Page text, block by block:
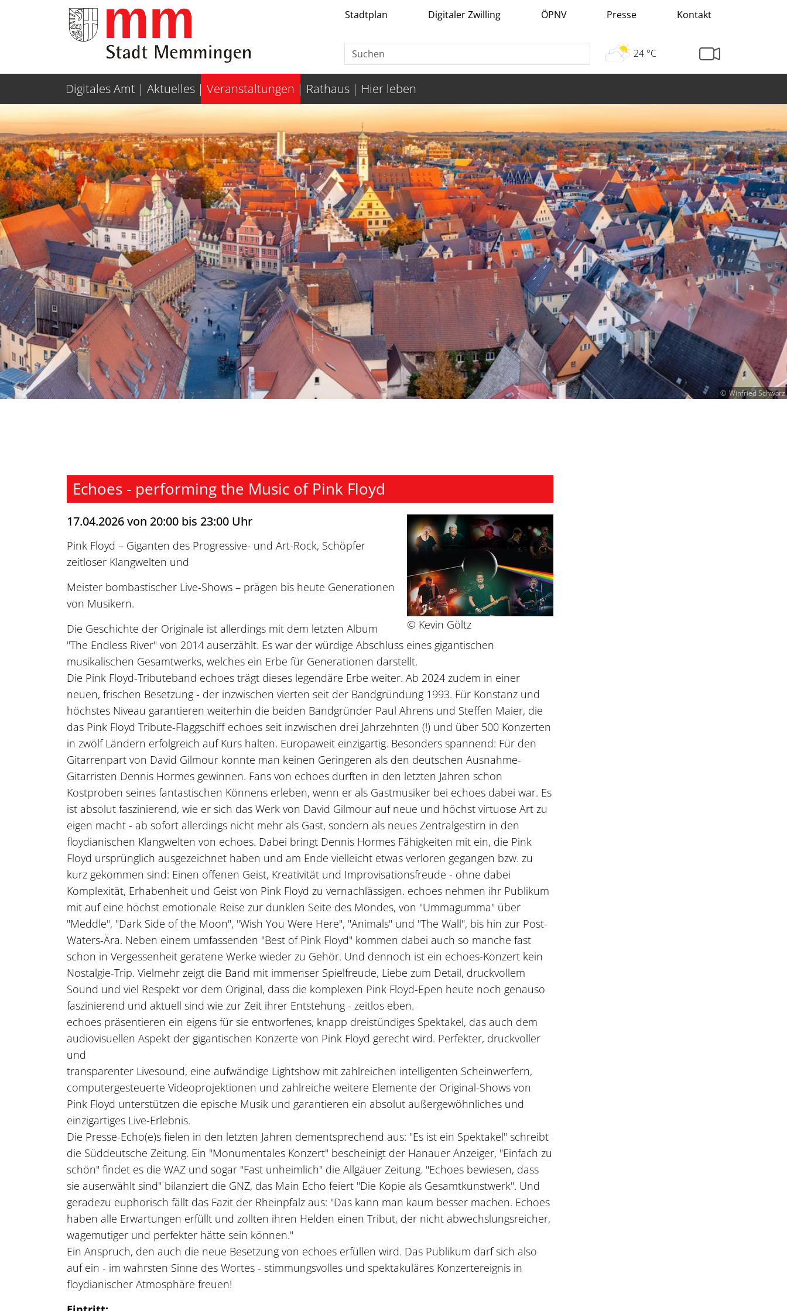
Weiter zur Navigation Weiter zum Inhalt Stadtplan Digitaler Zwilling ÖPNV Presse Kontakt
24 °C
Digitales Amt Aktuelles Veranstaltungen Rathaus Hier leben
Winfried Schwarz
Echoes - performing the Music of Pink Floyd
© Kevin Göltz
17.04.2026 von 20:00 bis 23:00 Uhr
Pink Floyd – Giganten des Progressive- und Art-Rock, Schöpfer
zeitloser Klangwelten und
Meister bombastischer Live-Shows – prägen bis heute Generationen
von Musikern.
Die Geschichte der Originale ist allerdings mit dem letzten Album
"The Endless River" von 2014 auserzählt. Es war der würdige Abschluss eines gigantischen
musikalischen Gesamtwerks, welches ein Erbe für Generationen darstellt.
Die Pink Floyd-Tributeband echoes trägt dieses legendäre Erbe weiter. Ab 2024 zudem in einer
neuen, frischen Besetzung - der inzwischen vierten seit der Bandgründung 1993. Für Konstanz und
höchstes Niveau garantieren weiterhin die beiden Bandgründer Paul Ahrens und Steffen Maier, die
das Pink Floyd Tribute-Flaggschiff echoes seit inzwischen drei Jahrzehnten (!) und über 500 Konzerten
in zwölf Ländern erfolgreich auf Kurs halten. Europaweit einzigartig. Besonders spannend: Für den
Gitarrenpart von David Gilmour konnte man keinen Geringeren als den deutschen Ausnahme-
Gitarristen Dennis Hormes gewinnen. Fans von echoes durften in den letzten Jahren schon
Kostproben seines fantastischen Könnens erleben, wenn er als Gastmusiker bei echoes dabei war. Es
ist absolut faszinierend, wie er sich das Werk von David Gilmour auf neue und höchst virtuose Art zu
eigen macht - ab sofort allerdings nicht mehr als Gast, sondern als neues Zentralgestirn in den
floydianischen Klangwelten von echoes. Dabei bringt Dennis Hormes Fähigkeiten mit ein, die Pink
Floyd ursprünglich ausgezeichnet haben und am Ende vielleicht etwas verloren gegangen bzw. zu
kurz gekommen sind: Einen offenen Geist, Kreativität und Improvisationsfreude - ohne dabei
Komplexität, Erhabenheit und Geist von Pink Floyd zu vernachlässigen. echoes nehmen ihr Publikum
mit auf eine höchst emotionale Reise zur dunklen Seite des Mondes, von "Ummagumma" über
"Meddle", "Dark Side of the Moon", "Wish You Were Here", "Animals" und "The Wall", bis hin zur Post-
Waters-Ära. Neben einem umfassenden "Best of Pink Floyd" kommen dabei auch so manche fast
schon in Vergessenheit geratene Werke wieder zu Gehör. Und dennoch ist ein echoes-Konzert kein
Nostalgie-Trip. Vielmehr zeigt die Band mit immenser Spielfreude, Liebe zum Detail, druckvollem
Sound und viel Respekt vor dem Original, dass die komplexen Pink Floyd-Epen heute noch genauso
faszinierend und aktuell sind wie zur Zeit ihrer Entstehung - zeitlos eben.
echoes präsentieren ein eigens für sie entworfenes, knapp dreistündiges Spektakel, das auch dem
audiovisuellen Aspekt der gigantischen Konzerte von Pink Floyd gerecht wird. Perfekter, druckvoller
und
transparenter Livesound, eine aufwändige Lightshow mit zahlreichen intelligenten Scheinwerfern,
computergesteuerte Videoprojektionen und zahlreiche weitere Elemente der Original-Shows von
Pink Floyd unterstützen die epische Musik und garantieren ein absolut außergewöhnliches und
einzigartiges Live-Erlebnis.
Die Presse-Echo(e)s fielen in den letzten Jahren dementsprechend aus: "Es ist ein Spektakel" schreibt
die Süddeutsche Zeitung. Ein "Monumentales Konzert" bescheinigt der Hanauer Anzeiger, "Einfach zu
schön" findet es die WAZ und sogar "Fast unheimlich" die Allgäuer Zeitung. "Echoes bewiesen, dass
sie auserwählt sind" bilanziert die GNZ, das Main Echo feiert "Die Kopie als Gesamtkunstwerk". Und
geradezu euphorisch fällt das Fazit der Rheinpfalz aus: "Das kann man kaum besser machen. Echoes
haben alle Erwartungen erfüllt und zollten ihren Helden einen Tribut, der nicht abwechslungsreicher,
wagemutiger und perfekter hätte sein können."
Ein Anspruch, den auch die neue Besetzung von echoes erfüllen wird. Das Publikum darf sich also
auf ein - im wahrsten Sinne des Wortes - stimmungsvolles und spektakuläres Konzertereignis in
floydianischer Atmosphäre freuen!